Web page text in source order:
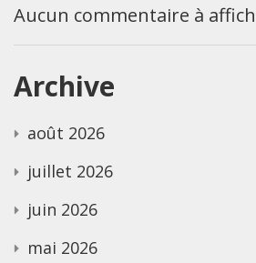
Aucun commentaire à
Archive
août 2026
juillet 2026
juin 2026
mai 2026